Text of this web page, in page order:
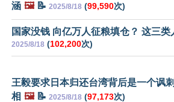
涵 🖼️📝 2025/8/18 (99,590次)
国家没钱 向亿万人征粮填仓？ 这三类
2025/8/18 (102,200次)
王毅要求日本归还台湾背后是一个讽
相 🖼️📝 2025/8/18 (97,173次)